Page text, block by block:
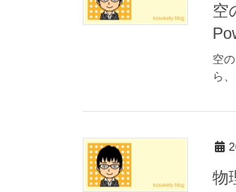
空
空
ら
物